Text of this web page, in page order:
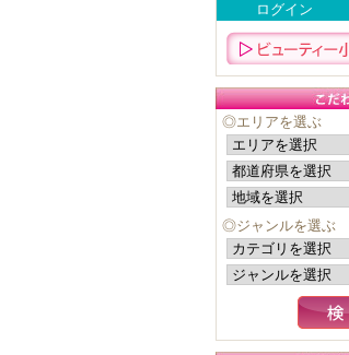
ログイン
◎エリアを選ぶ
◎ジャンルを選ぶ